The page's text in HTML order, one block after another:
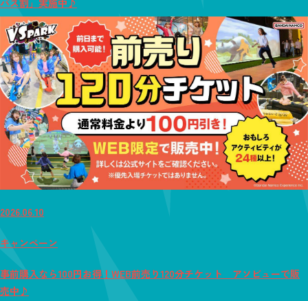
パス割」実施中♪
2026.06.10
キャンペーン
事前購入なら100円お得！WEB前売り120分チケット アソビューで販
売中♪